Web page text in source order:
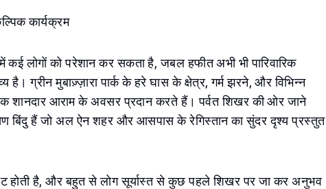
कार्यक्रम
कई लोगों को परेशान कर सकता है, जबल हफीत अभी भी पारिवारिक
ग्रीन मुबाज़्ज़ारा पार्क के हरे घास के क्षेत्र, गर्म झरने, और विभिन्न
शानदार आराम के अवसर प्रदान करते हैं। पर्वत शिखर की ओर जाने
बिंदु हैं जो अल ऐन शहर और आसपास के रेगिस्तान का सुंदर दृश्य प्रस्तुत
होती है, और बहुत से लोग सूर्यास्त से कुछ पहले शिखर पर जा कर अनुभव